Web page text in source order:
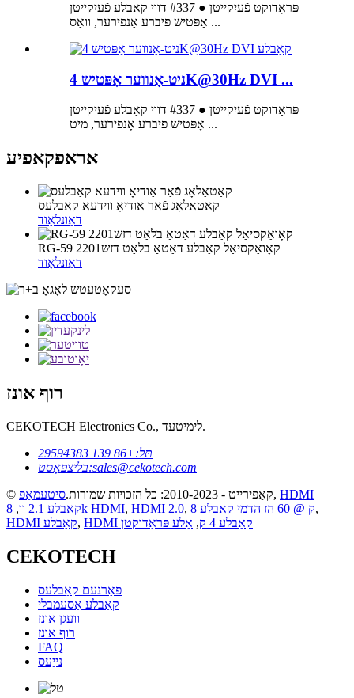
פּראָדוקט פֿעיִקייטן ● #337 דווי קאַבלע פֿעיִקייטן
אָפּטיש פיברע אָנפירער, וואָס ...
ניט-אָנווער אָפּטיש 4K@30Hz DVI ...
פּראָדוקט פֿעיִקייטן ● #337 דווי קאַבלע פֿעיִקייטן
אָפּטיש פיברע אָנפירער, מיט ...
אראפקאפיע
קאַטאַלאָג פֿאַר אַודיאָ ווידעא קאַבלעס
דאַונלאָוד
RG-59 קאָואַקסיאַל קאַבלע דאַטאַ בלאַט דזש2201
דאַונלאָוד
רוף אונז
CEKOTECH Electronics Co., לימיטעד.
תּל:+86 139 29594383
בליצפּאָסט:sales@cekotech.com
© קאַפּירייט - 2010-2023: כל הזכויות שמורות.
סיטעמאַפּ , HDMI
קאַבלע 2.1 וו
, 8k HDMI, HDMI 2.0, 8 ק @ 60 הז הדמי קאַבלע,
HDMI קאַבלע, HDMI קאַבלע 4 ק , אַלע פּראָדוקטן
CEKOTECH
פאַרנעם קאַבלעס
קאַבלע אַסעמבלי
וועגן אונז
רוף אונז
FAQ
נייַעס